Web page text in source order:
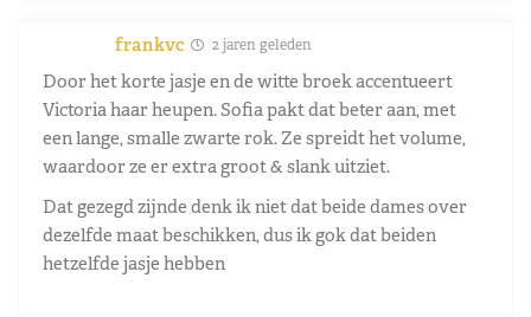
frankvc 2 jaren geleden
Door het korte jasje en de witte broek accentueert
Victoria haar heupen. Sofia pakt dat beter aan, met
een lange, smalle zwarte rok. Ze spreidt het volume,
waardoor ze er extra groot & slank uitziet.
Dat gezegd zijnde denk ik niet dat beide dames over
dezelfde maat beschikken, dus ik gok dat beiden
hetzelfde jasje hebben